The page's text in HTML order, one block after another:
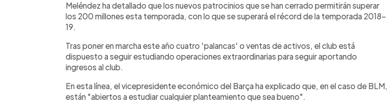
Meléndez ha detallado que los nuevos patrocinios que se han cerrado permitirán superar
los 200 millones esta temporada, con lo que se superará el récord de la temporada 2018-
19.
Tras poner en marcha este año cuatro 'palancas' o ventas de activos, el club está
dispuesto a seguir estudiando operaciones extraordinarias para seguir aportando
ingresos al club.
En esta línea, el vicepresidente económico del Barça ha explicado que, en el caso de BLM,
están "abiertos a estudiar cualquier planteamiento que sea bueno".